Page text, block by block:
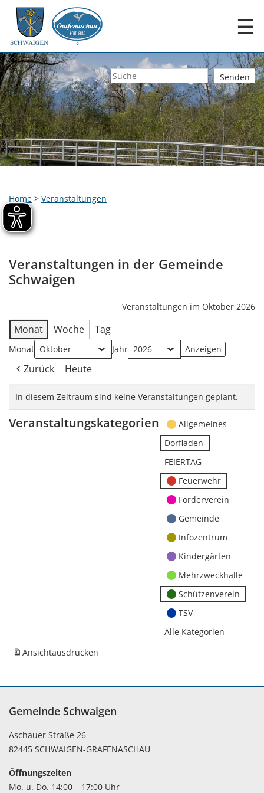
☰
Home > Veranstaltungen
Veranstaltungen in der Gemeinde
Schwaigen
Veranstaltungen im Oktober 2026
Monat Woche Tag
Monat Jahr
Zurück Heute
In diesem Zeitraum sind keine Veranstaltungen geplant.
Veranstaltungskategorien
Allgemeines
Dorfladen
FEIERTAG
Feuerwehr
Förderverein
Gemeinde
Infozentrum
Kindergärten
Mehrzweckhalle
Schützenverein
TSV
Alle Kategorien
Ansichtausdrucken
Gemeinde Schwaigen
Aschauer Straße 26
82445 SCHWAIGEN-GRAFENASCHAU
Öffnungszeiten
Mo. u. Do. 14:00 – 17:00 Uhr